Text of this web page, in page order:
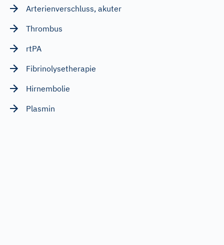
Arterienverschluss, akuter
Thrombus
rtPA
Fibrinolysetherapie
Hirnembolie
Plasmin